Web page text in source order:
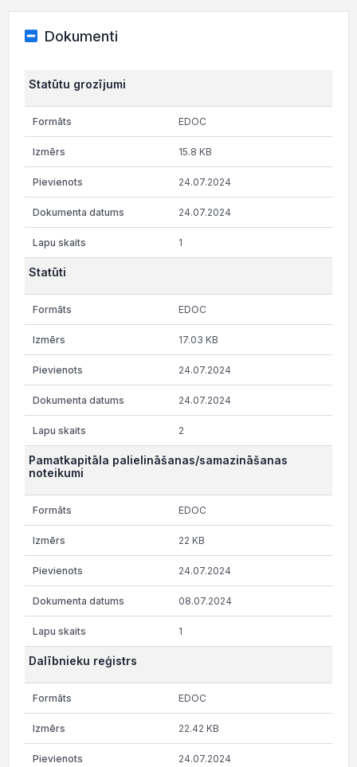
Dokumenti
Statūtu grozījumi
EDOC
15.8 KB
24.07.2024
24.07.2024
1
Statūti
EDOC
17.03 KB
24.07.2024
24.07.2024
2
Pamatkapitāla palielināšanas/samazināšanas
noteikumi
EDOC
22 KB
24.07.2024
08.07.2024
1
Dalībnieku reģistrs
EDOC
22.42 KB
24.07.2024